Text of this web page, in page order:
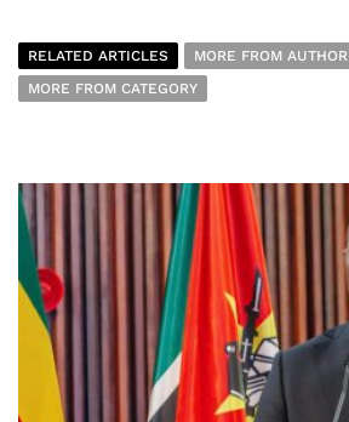
RELATED ARTICLES
MORE FROM AUTHOR
MORE FROM CATEGORY